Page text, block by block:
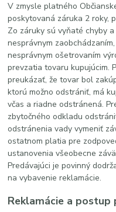
V zmysle platného
poskytovaná záruka 2 roky,
Zo záruky sú vyňaté chyby
nesprávnym
nesprávnym ošetrovaním
prevzatia tovaru kupujúcim.
preukázať, že tovar bol
ktorú možno odstrániť, má
včas a riadne odstránená.
zbytočného odkladu
odstránenia vady vymeniť
ostatnom platia pre
ustanovenia všeobecne
Predávajúci je povinný
na vybavenie reklamácie.
Reklamácie a postup